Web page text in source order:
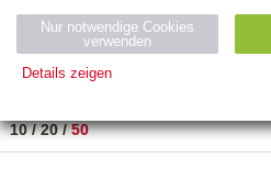
Neuerscheinung
PREIS
10/20/50
Nur notwendige Cookies
verwenden
Details zeigen
Name Zweck